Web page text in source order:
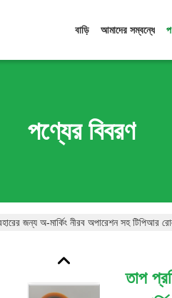
বাড়ি আমাদের সম্বন্ধে
পণ্যের বিবরণ
জন্য অ-মার্কিং নীরব অপারেশন সহ টিপিআর
তাপ